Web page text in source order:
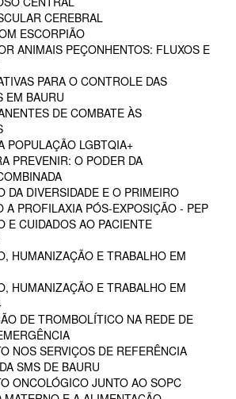
CEREBRAL
ESCORPIÃO
ANIMAIS PEÇONHENTOS: FLUXOS E
PARA O CONTROLE DAS
EM BAURU
DE COMBATE ÀS
POPULAÇÃO LGBTQIA+
PREVENIR: O PODER DA
DA DIVERSIDADE E O PRIMEIRO
A PROFILAXIA PÓS-EXPOSIÇÃO - PEP
E CUIDADOS AO PACIENTE
HUMANIZAÇÃO E TRABALHO EM
HUMANIZAÇÃO E TRABALHO EM
DE TROMBOLÍTICO NA REDE DE
NOS SERVIÇOS DE REFERÊNCIA
SMS DE BAURU
ONCOLÓGICO JUNTO AO SOPC